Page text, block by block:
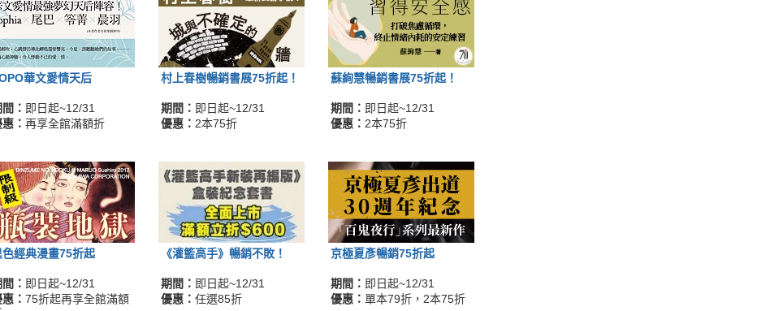
華文愛情天后
： 即日起~12/31
惠：再享全館滿額折
村上春樹暢銷書展75折起！
期間： 即日起~12/31
優惠： 2本75折
蘇絢慧暢銷書展75折起！
期間： 即日起~12/31
優惠： 2本75折
色經典漫畫75折起
： 即日起~12/31
惠：75折起再享全館滿額
《灌籃高手》暢銷不敗！
期間： 即日起~12/31
優惠：任選85折
京極夏彥暢銷75折起
期間： 即日起~12/31
優惠：單本79折，2本75折